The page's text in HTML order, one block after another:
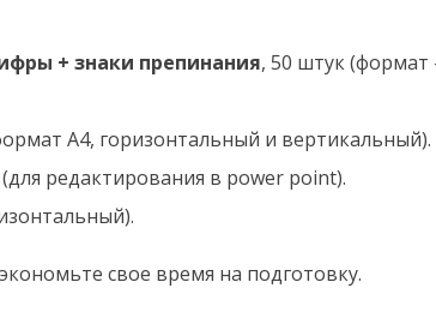
+ знаки препинания, 50 штук
А4, горизонтальный и вертикальный).
(для редактирования в power point).
свое время на подготовку.